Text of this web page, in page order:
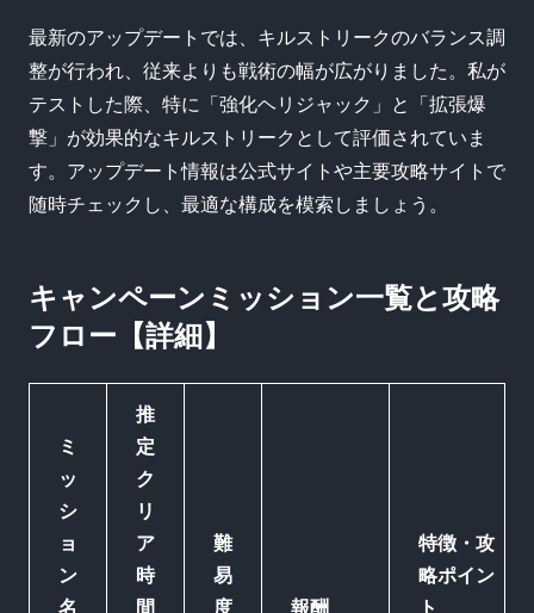
最新のアップデートでは、キルストリークのバランス調
整が行われ、従来よりも戦術の幅が広がりました。私が
テストした際、特に「強化ヘリジャック」と「拡張爆
撃」が効果的なキルストリークとして評価されていま
す。アップデート情報は公式サイトや主要攻略サイトで
随時チェックし、最適な構成を模索しましょう。
キャンペーンミッション一覧と攻略
フロー【詳細】
ミ
ッ
シ
ョ
ン
名
推
定
ク
リ
ア
時
間
難
易
度
報酬
特徴・攻
略ポイン
ト